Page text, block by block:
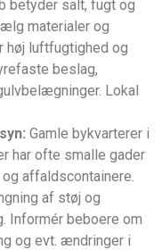
betyder salt, fugt og
materialer og
høj luftfugtighed og
beslag,
Lokal
Gamle bykvarterer i
har ofte smalle gader
affaldscontainere.
af støj og
Informér beboere om
og evt. ændringer i